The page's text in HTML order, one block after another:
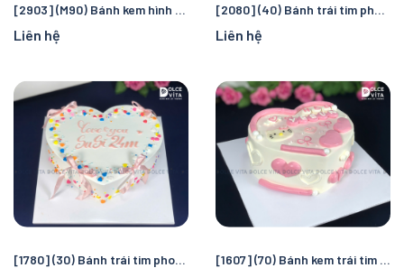
[2903] (M90) Bánh kem hình trái tim và hoa tặng người yêu thương
Liên hệ
[2080] (40) Bánh trái tim phong cách Hàn Quốc - Trang trí Ruy băng nơ
Liên hệ
[1780] (30) Bánh trái tim phong cách Hàn Quốc - Trang trí Ruy băng nơ [1607] (70) Bánh kem trái tim phong cách Hàn Quốc - Ngọt ngào và đáng yêu